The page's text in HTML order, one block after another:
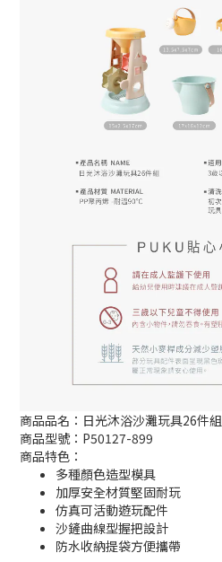
商品品名：日光沐浴沙灘玩具26件組
商品型號：P50127-899
商品特色：
多種顏色造型模具
加厚安全材質堅固耐玩
仿真可活動遊玩配件
沙鏟曲線型握把設計
防水收納提袋方便攜帶